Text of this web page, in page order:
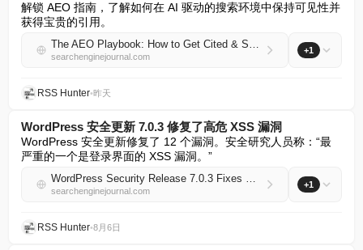
解锁 AEO 指南，了解如何在 AI 驱动的搜索环境中保持可见性并
获得宝贵的引用。
The AEO Playbook: How to Get Cited & Stay Visible
searchenginejournal.com
+1
RSS Hunter•昨天
WordPress 安全更新 7.0.3 修复了高危 XSS 漏洞
WordPress 安全更新修复了 12 个漏洞。安全研究人员称：“最
严重的一个是登录界面的 XSS 漏洞。”
WordPress Security Release 7.0.3 Fixes High Severity XSS Vulnerability
searchenginejournal.com
+1
RSS Hunter•8月6日